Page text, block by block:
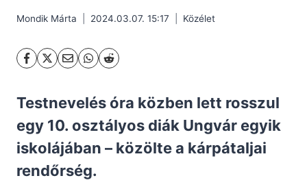
Mondik Márta 2024.03.07. 15:17 Közélet
Testnevelés óra közben lett rosszul
egy 10. osztályos diák Ungvár egyik
iskolájában – közölte a kárpátaljai
rendőrség.